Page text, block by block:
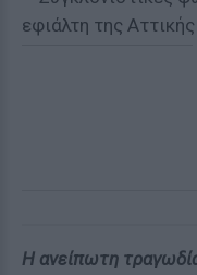
Η ανείπωτη